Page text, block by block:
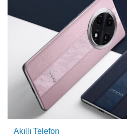
Akıllı Telefon